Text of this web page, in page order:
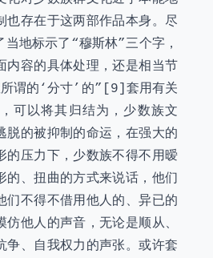
也存在于这两部作品本身。尽
地标示了“穆斯林”三个字，
内容的具体处理，还是相当节
谓的‘分寸’的”[9]套用有关
可以将其归结为，少数族文
脱的被抑制的命运，在强大的
的压力下，少数族不得不用暧
的、扭曲的方式来说话，他们
们不得不借用他人的、异已的
他人的声音，无论是顺从、
争、自我权力的声张。或许套